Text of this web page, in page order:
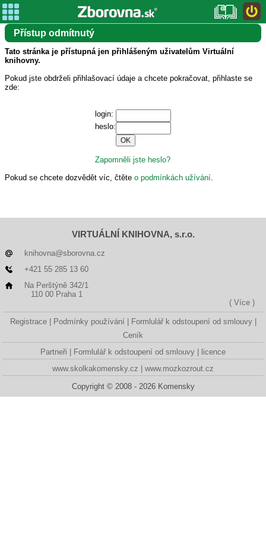
Přístup odmítnutý
Tato stránka je přístupná jen přihlášeným uživatelům Virtuální
knihovny.
Pokud jste obdrželi přihlašovací údaje a chcete pokračovat, přihlaste se
zde:
login:
heslo:
Zapomněli jste heslo?
Pokud se chcete dozvědět víc, čtěte o podmínkách užívání.
VIRTUÁLNÍ KNIHOVNA, s.r.o.
knihovna@sborovna.cz
+421 55 285 13 60
Na Perštýně 342/1
110 00 Praha 1
( Více )
Registrace Podmínky používání
Formlulář k odstoupení od smlouvy
Ceník
Partneři
Formlulář k odstoupení od smlouvy
licence
www.skolkakomensky.cz
www.mozkozrout.cz
Copyright © 2008 - 2026 Komensky